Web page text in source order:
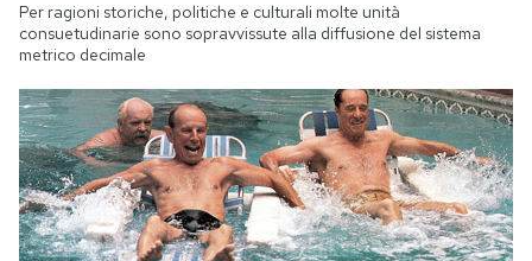
Per ragioni storiche, politiche e culturali molte unità
consuetudinarie sono sopravvissute alla diffusione del sistema
metrico decimale